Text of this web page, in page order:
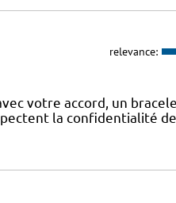
relevance:
avec votre accord, un
la confidentialité